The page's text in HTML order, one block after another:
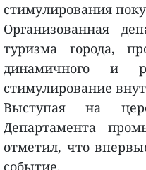
стимулирования
Организованная
туризма города,
динамичного и
стимулирование
Выступая на
Департамента
отметил, что
событие.